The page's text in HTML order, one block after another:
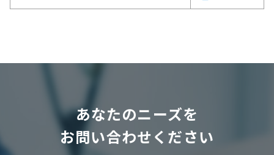
あなたのニーズを
お問い合わせください